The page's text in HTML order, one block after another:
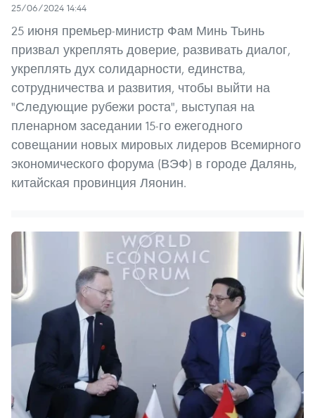
25/06/2024 14:44
25 июня премьер-министр Фам Минь Тьинь
призвал укреплять доверие, развивать диалог,
укреплять дух солидарности, единства,
сотрудничества и развития, чтобы выйти на
"Следующие рубежи роста", выступая на
пленарном заседании 15-го ежегодного
совещании новых мировых лидеров Всемирного
экономического форума (ВЭФ) в городе Далянь,
китайская провинция Ляонин.